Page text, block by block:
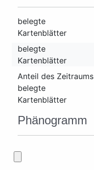
belegte
Kartenblätter
belegte
Kartenblätter
Anteil des Zeitraums
belegte
Kartenblätter
Phänogramm